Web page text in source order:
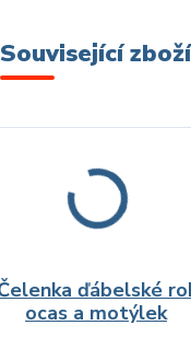
Související zboží